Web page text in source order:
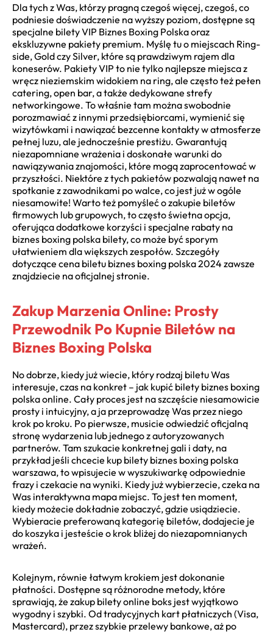
Dla tych z Was, którzy pragną czegoś więcej, czegoś, co
podniesie doświadczenie na wyższy poziom, dostępne są
specjalne bilety VIP Biznes Boxing Polska oraz
ekskluzywne pakiety premium. Myślę tu o miejscach Ring-
side, Gold czy Silver, które są prawdziwym rajem dla
koneserów. Pakiety VIP to nie tylko najlepsze miejsca z
wręcz nieziemskim widokiem na ring, ale często też pełen
catering, open bar, a także dedykowane strefy
networkingowe. To właśnie tam można swobodnie
porozmawiać z innymi przedsiębiorcami, wymienić się
wizytówkami i nawiązać bezcenne kontakty w atmosferze
pełnej luzu, ale jednocześnie prestiżu. Gwarantują
niezapomniane wrażenia i doskonałe warunki do
nawiązywania znajomości, które mogą zaprocentować w
przyszłości. Niektóre z tych pakietów pozwalają nawet na
spotkanie z zawodnikami po walce, co jest już w ogóle
niesamowite! Warto też pomyśleć o zakupie biletów
firmowych lub grupowych, to często świetna opcja,
oferująca dodatkowe korzyści i specjalne rabaty na
biznes boxing polska bilety, co może być sporym
ułatwieniem dla większych zespołów. Szczegóły
dotyczące cena biletu biznes boxing polska 2024 zawsze
znajdziecie na oficjalnej stronie.
Zakup Marzenia Online: Prosty
Przewodnik Po Kupnie Biletów na
Biznes Boxing Polska
No dobrze, kiedy już wiecie, który rodzaj biletu Was
interesuje, czas na konkret – jak kupić bilety biznes boxing
polska online. Cały proces jest na szczęście niesamowicie
prosty i intuicyjny, a ja przeprowadzę Was przez niego
krok po kroku. Po pierwsze, musicie odwiedzić oficjalną
stronę wydarzenia lub jednego z autoryzowanych
partnerów. Tam szukacie konkretnej gali i daty, na
przykład jeśli chcecie kup bilety biznes boxing polska
warszawa, to wpisujecie w wyszukiwarkę odpowiednie
frazy i czekacie na wyniki. Kiedy już wybierzecie, czeka na
Was interaktywna mapa miejsc. To jest ten moment,
kiedy możecie dokładnie zobaczyć, gdzie usiądziecie.
Wybieracie preferowaną kategorię biletów, dodajecie je
do koszyka i jesteście o krok bliżej do niezapomnianych
wrażeń.
Kolejnym, równie łatwym krokiem jest dokonanie
płatności. Dostępne są różnorodne metody, które
sprawiają, że zakup bilety online boks jest wyjątkowo
wygodny i szybki. Od tradycyjnych kart płatniczych (Visa,
Mastercard), przez szybkie przelewy bankowe, aż po